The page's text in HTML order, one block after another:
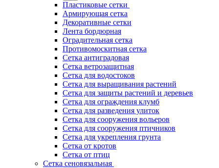
Пластиковые сетки
Армирующая сетка
Декоративные сетки
Лента бордюрная
Оградительная сетка
Противомоскитная сетка
Сетка антиградовая
Сетка ветрозащитная
Сетка для водостоков
Сетка для выращивания растений
Сетка для защиты растений и деревьев
Сетка для ограждения клумб
Сетка для разведения улиток
Сетка для сооружения вольеров
Сетка для сооружения птичников
Сетка для укрепления грунта
Сетка от кротов
Сетка от птиц
Сетка сеновязальная